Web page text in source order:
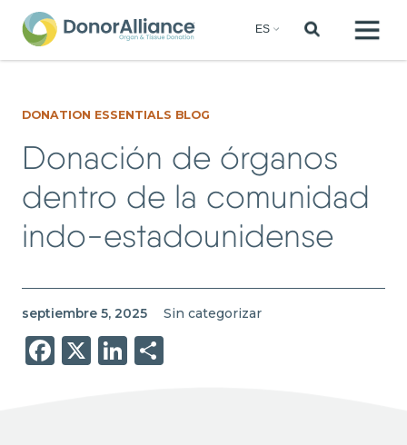
DONATION ESSENTIALS BLOG
Donación de órganos
dentro de la comunidad
indo-estadounidense
septiembre 5, 2025 Sin categorizar
Facebook
X LinkedIn
Share